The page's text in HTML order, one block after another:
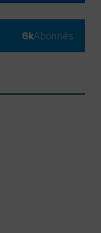
6kAbonnés